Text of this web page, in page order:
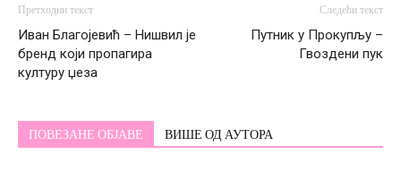
Претходни текст
Иван Благојевић – Нишвил је
бренд који пропагира
културу џеза
Следећи текст
Путник у Прокупљу –
Гвоздени пук
ПОВЕЗАНЕ ОБЈАВЕ ВИШЕ ОД АУТОРА